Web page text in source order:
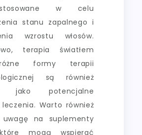
w celu
stanu zapalnego i
wzrostu włosów.
terapia światłem
formy terapii
są również
jako potencjalne
Warto również
uwagę na suplementy
mogą wspierać